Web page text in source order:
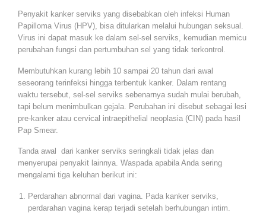
Penyakit kanker serviks yang disebabkan oleh infeksi Human
Papilloma Virus (HPV), bisa ditularkan melalui hubungan seksual.
Virus ini dapat masuk ke dalam sel-sel serviks, kemudian memicu
perubahan fungsi dan pertumbuhan sel yang tidak terkontrol.
Membutuhkan kurang lebih 10 sampai 20 tahun dari awal
seseorang terinfeksi hingga terbentuk kanker. Dalam rentang
waktu tersebut, sel-sel serviks sebenarnya sudah mulai berubah,
tapi belum menimbulkan gejala. Perubahan ini disebut sebagai lesi
pre-kanker atau cervical intraepithelial neoplasia (CIN) pada hasil
Pap Smear.
Tanda awal dari kanker serviks seringkali tidak jelas dan
menyerupai penyakit lainnya. Waspada apabila Anda sering
mengalami tiga keluhan berikut ini:
Perdarahan abnormal dari vagina. Pada kanker serviks,
perdarahan vagina kerap terjadi setelah berhubungan intim.